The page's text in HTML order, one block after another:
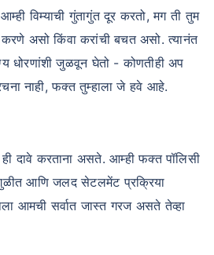
विम्याची गुंतागुंत दूर करतो, मग ती तुम
करणे असो किंवा करांची बचत असो. त्यानंत
धोरणांशी जुळवून घेतो - कोणतीही अप
नाही, फक्त तुम्हाला जे हवे आहे.
ही दावे करताना असते. आम्ही फक्त पॉलिसी
आणि जलद सेटलमेंट प्रक्रिया
आमची सर्वात जास्त गरज असते तेव्हा